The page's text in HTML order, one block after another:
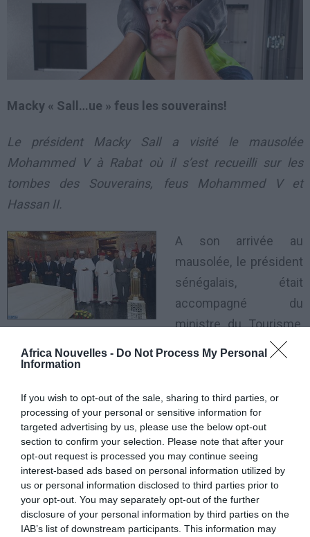
Africa Nouvelles - Do Not Process My Personal
Information
If you wish to opt-out of the sale, sharing to third parties, or
processing of your personal or sensitive information for
targeted advertising by us, please use the below opt-out
section to confirm your selection. Please note that after your
opt-out request is processed you may continue seeing
interest-based ads based on personal information utilized by
us or personal information disclosed to third parties prior to
your opt-out. You may separately opt-out of the further
disclosure of your personal information by third parties on the
IAB’s list of downstream participants. This information may
Macky « Sall…ue » feus les souverains!
Le président Macky Sall a visité le mausolée
Mohammed V à Rabat où il s’est recueilli sur les
tombes des Souverains, feus Mohammed V et
Hassan II.
A son arrivée au
mausolée, le président
sénégalais, était
accompagné du
ministre du Tourisme,
Lahcen Haddad. Il a été salué par le conservateur du
mausolée et historiographe du Royaume, Abdelhak
militaires avant de passer en revue un détachement
de la garde royale qui rendait les honneurs. Macky Sall
a déposé une gerbe de fleurs sur les tombes des
Ssouverains et prié pour le repos de leurs âmes.
Après avoir suivi des explications fournies par M.
Lamrini sur ce monument civilisationnel, le chef de